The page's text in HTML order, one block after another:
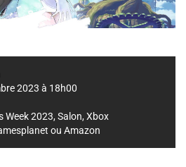
2023 à 18h00
Week 2023, Salon, Xbox
ou Amazon